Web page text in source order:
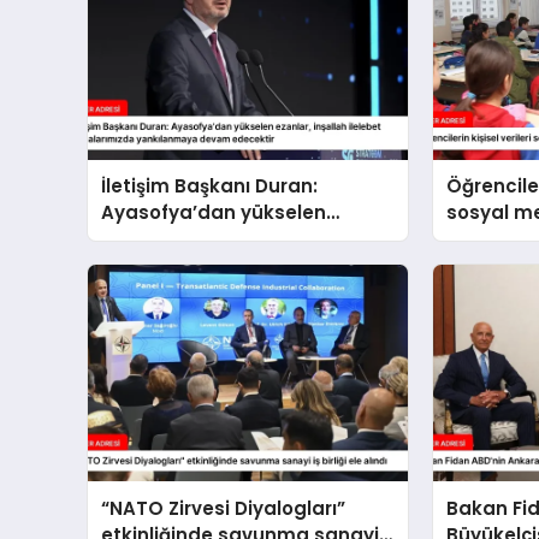
İletişim Başkanı Duran:
Ayasofya’dan yükselen
ezanlar, inşallah ilelebet
semalarımızda yankılanmaya
devam edecektir
sosyal
“NATO Zirvesi Diyalogları”
Bakan